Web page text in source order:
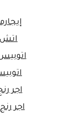
اتش وان 7
اتوبيس
اجر
اجر